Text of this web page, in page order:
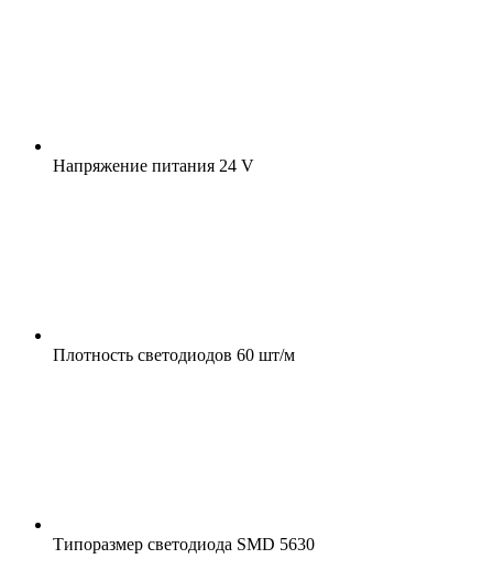
Напряжение питания 24 V
Плотность светодиодов 60 шт/м
Типоразмер светодиода SMD 5630